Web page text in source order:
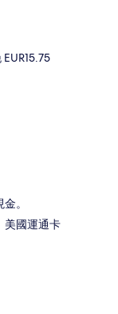
。
美國運通卡